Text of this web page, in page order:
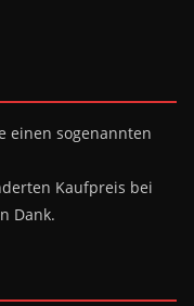
einen sogenannten
Kaufpreis bei
Dank.